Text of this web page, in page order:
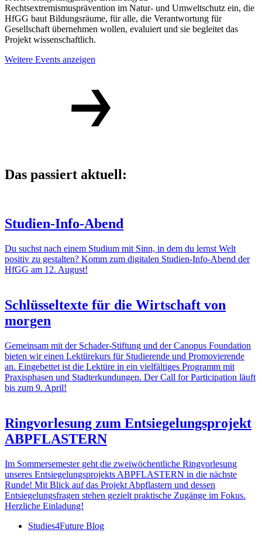
Rechtsextremismusprävention im Natur- und Umweltschutz ein, die
HfGG baut Bildungsräume, für alle, die Verantwortung für
Gesellschaft übernehmen wollen, evaluiert und sie begleitet das
Projekt wissenschaftlich.
Weitere Events anzeigen
Das passiert aktuell:
Studien-Info-Abend
Du suchst nach einem Studium mit Sinn, in dem du lernst Welt
positiv zu gestalten? Komm zum digitalen Studien-Info-Abend der
HfGG am 12. August!
Schlüsseltexte für die Wirtschaft von
morgen
Gemeinsam mit der Schader-Stiftung und der Canopus Foundation
bieten wir einen Lektürekurs für Studierende und Promovierende
an. Eingebettet ist die Lektüre in ein vielfältiges Programm mit
Praxisphasen und Stadterkundungen. Der Call for Participation läuft
bis zum 9. April!
Ringvorlesung zum Entsiegelungsprojekt
ABPFLASTERN
Im Sommersemester geht die zweiwöchentliche Ringvorlesung
unseres Entsiegelungsprojekts ABPFLASTERN in die nächste
Runde! Mit Blick auf das Projekt Abpflastern und dessen
Entsiegelungsfragen stehen gezielt praktische Zugänge im Fokus.
Herzliche Einladung!
Studies4Future Blog